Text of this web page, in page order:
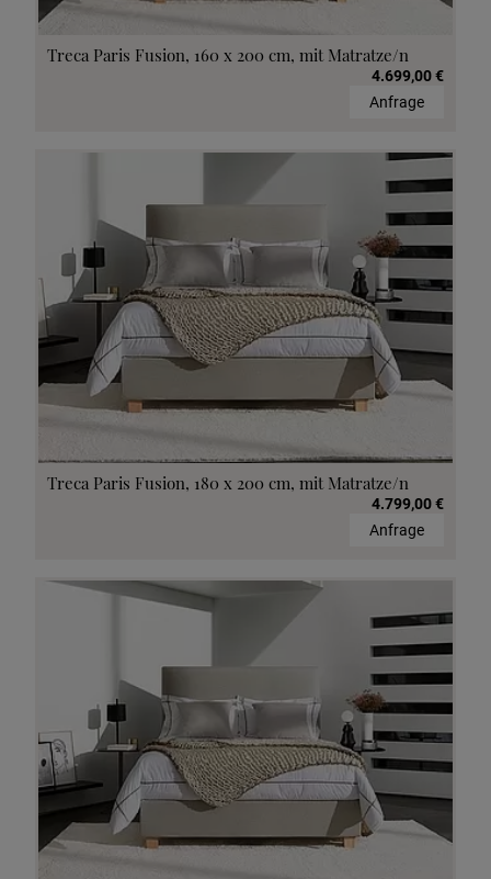
Treca Paris Fusion, 160 x 200 cm, mit Matratze/n
4.699,00 €
Anfrage
Treca Paris Fusion, 180 x 200 cm, mit Matratze/n
4.799,00 €
Anfrage